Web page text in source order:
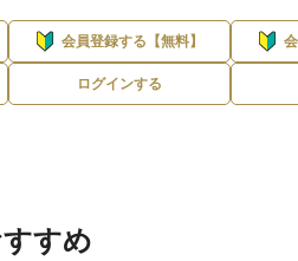
会員登録する【無料】
ログインする
すめ